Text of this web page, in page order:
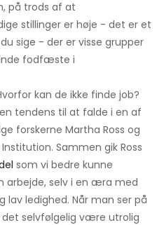
på trods af at
stillinger er høje - det er et
sige - der er visse grupper
fodfæste i
kan de ikke finde job?
tendens til at falde i en af
forskerne Martha Ross og
Sammen gik Ross
som vi bedre kunne
arbejde, selv i en æra med
lav ledighed. Når man ser på
selvfølgelig være utrolig